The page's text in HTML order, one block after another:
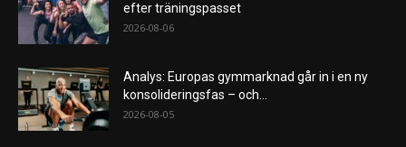
efter träningspasset
2026-08-06
Analys: Europas gymmarknad går in i en ny
konsolideringsfas – och...
2026-08-05